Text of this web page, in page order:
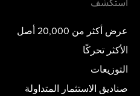
استكشف
عرض أكثر من 20,000 أصل
الأكثر تحركًا
التوزيعات
صناديق الاستثمار المتداولة